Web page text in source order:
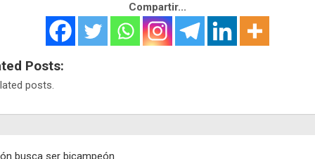
Compartir...
Posts:
posts.
busca ser bicampeón